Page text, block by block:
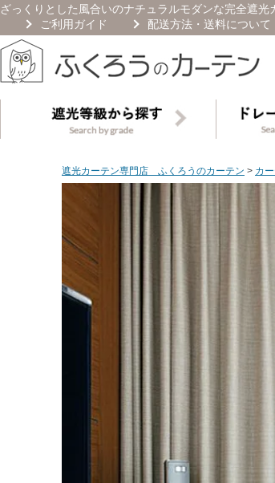
ざっくりとした風合いのナチュラルモダンな完全遮
ご利用ガイド
配送方法・送料について
遮光カーテン専門店 ふくろうのカーテン カ